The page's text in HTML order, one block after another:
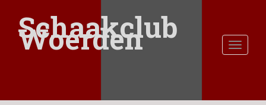
a
Schaakclub
Woerden